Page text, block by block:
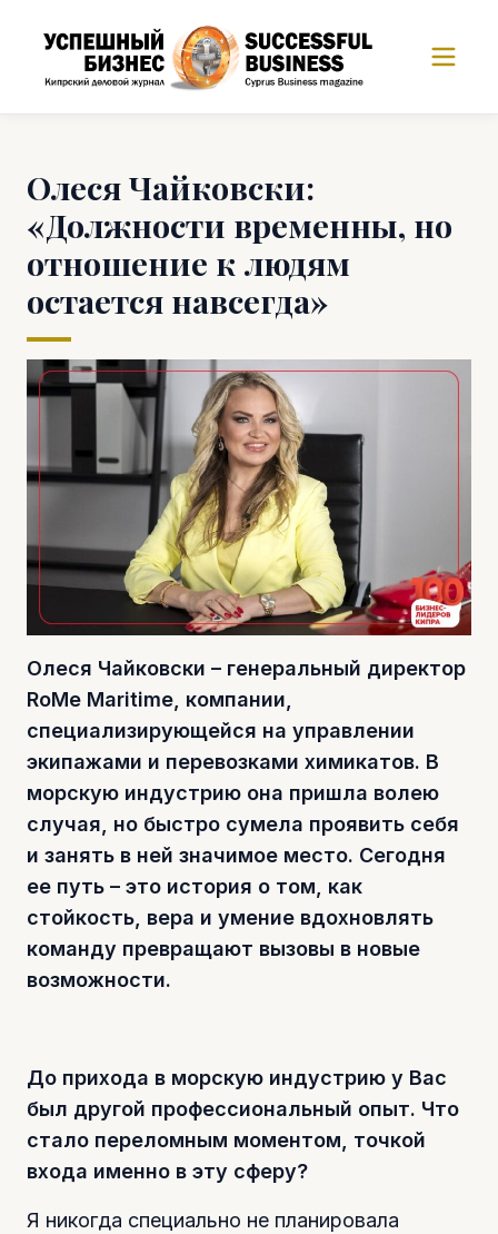
Олеся Чайковски:
«Должности временны, но
отношение к людям
остается навсегда»
Олеся Чайковски – генеральный директор
RoMe Maritime, компании,
специализирующейся на управлении
экипажами и перевозками химикатов. В
морскую индустрию она пришла волею
случая, но быстро сумела проявить себя
и занять в ней значимое место. Сегодня
ее путь – это история о том, как
стойкость, вера и умение вдохновлять
команду превращают вызовы в новые
возможности.
До прихода в морскую индустрию у Вас
был другой профессиональный опыт. Что
стало переломным моментом, точкой
входа именно в эту сферу?
Я никогда специально не планировала